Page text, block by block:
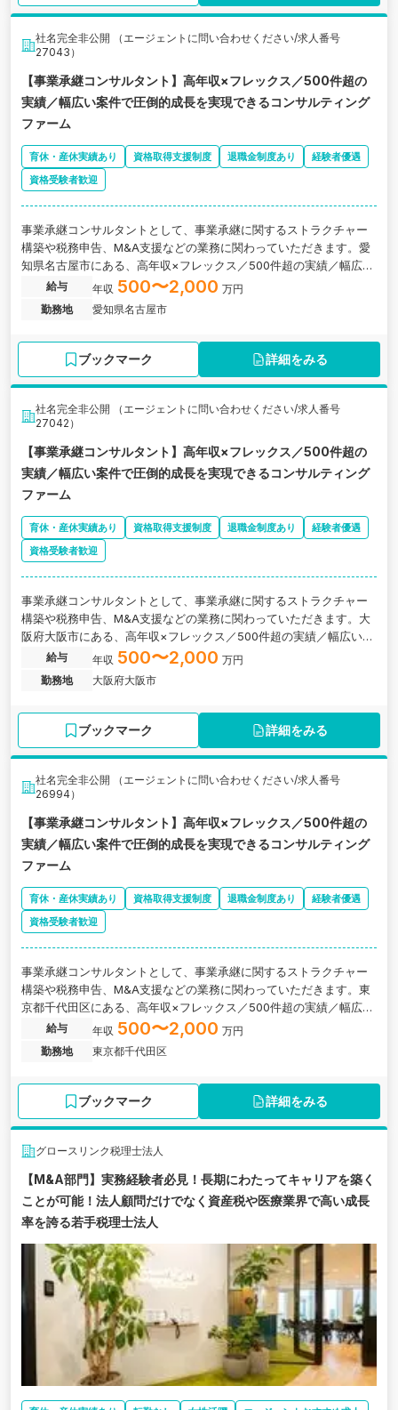
社名完全非公開 （エージェントに問い合わせください/求人番号
27043）
【事業承継コンサルタント】高年収×フレックス／500件超の
実績／幅広い案件で圧倒的成長を実現できるコンサルティング
ファーム
育休・産休実績あり 資格取得支援制度 退職金制度あり
経験者優遇
資格受験者歓迎
事業承継コンサルタントとして、事業承継に関するストラクチャー
構築や税務申告、M&A支援などの業務に関わっていただきます。愛
知県名古屋市にある、高年収×フレックス／500件超の実績／幅広い
案件で圧倒的成長を実現できるコンサルティング会社の求人です。
給与 年収 500〜2,000 万円
勤務地
愛知県名古屋市
ブックマーク 詳細をみる
社名完全非公開 （エージェントに問い合わせください/求人番号
27042）
【事業承継コンサルタント】高年収×フレックス／500件超の
実績／幅広い案件で圧倒的成長を実現できるコンサルティング
ファーム
育休・産休実績あり 資格取得支援制度 退職金制度あり
経験者優遇
資格受験者歓迎
事業承継コンサルタントとして、事業承継に関するストラクチャー
構築や税務申告、M&A支援などの業務に関わっていただきます。大
阪府大阪市にある、高年収×フレックス／500件超の実績／幅広い案
件で圧倒的成長を実現できるコンサルティングファームの求人で
す。
給与 年収 500〜2,000 万円
勤務地
大阪府大阪市
ブックマーク 詳細をみる
社名完全非公開 （エージェントに問い合わせください/求人番号
26994）
【事業承継コンサルタント】高年収×フレックス／500件超の
実績／幅広い案件で圧倒的成長を実現できるコンサルティング
ファーム
育休・産休実績あり 資格取得支援制度 退職金制度あり
経験者優遇
資格受験者歓迎
事業承継コンサルタントとして、事業承継に関するストラクチャー
構築や税務申告、M&A支援などの業務に関わっていただきます。東
京都千代田区にある、高年収×フレックス／500件超の実績／幅広い
案件で圧倒的成長を実現できるコンサルティング会社の求人です。
給与 年収 500〜2,000 万円
勤務地
東京都千代田区
ブックマーク 詳細をみる
グロースリンク税理士法人
【M&A部門】実務経験者必見！長期にわたってキャリアを築く
ことが可能！法人顧問だけでなく資産税や医療業界で高い成長
率を誇る若手税理士法人